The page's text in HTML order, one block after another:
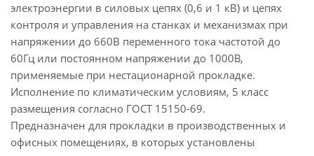
электроэнергии в силовых цепях (0,6 и 1 кВ) и цепях
контроля и управления на станках и механизмах при
напряжении до 660В переменного тока частотой до
60Гц или постоянном напряжении до 1000В,
применяемые при нестационарной прокладке.
Исполнение по климатическим условиям, 5 класс
размещения согласно ГОСТ 15150-69.
Предназначен для прокладки в производственных и
офисных помещениях, в которых установлены